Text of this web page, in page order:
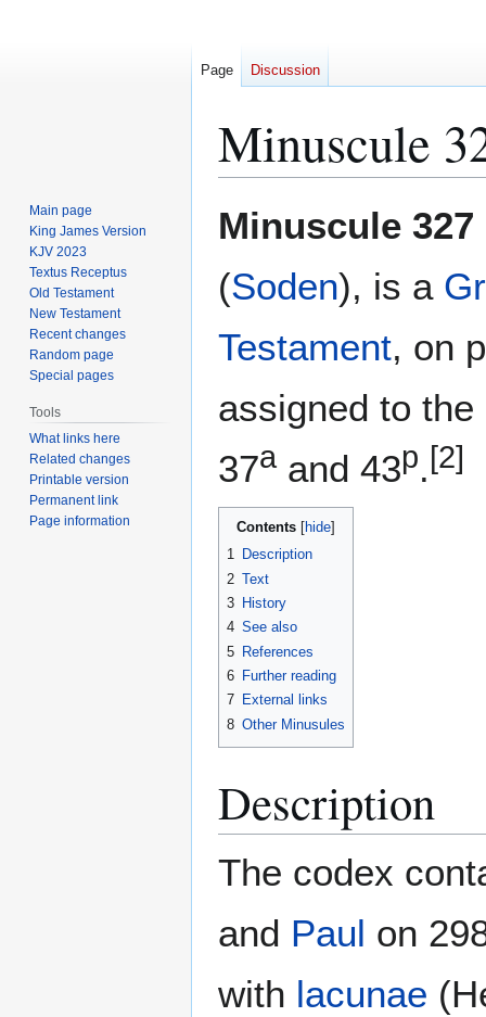
Minuscule
toto
Minuscule 327
(Soden), is a
Testament, on
assigned to
37a and 43p. [2]
Contents
1 Description
2 Text
3 History
4 See also
5 References
6 Further reading
7 External links
8 Other Minusules
Description
The codex
and Paul on
with lacunae
Page Discussion
Main page
King James Version
KJV 2023
Textus Receptus
Old Testament
New Testament
Recent changes
Random page
Special pages
Tools
What links here
Related changes
Printable version
Permanent link
Page information